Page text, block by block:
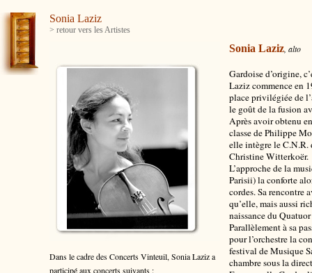
Sonia Laziz
> retour vers les Artistes
Sonia Laziz , alto
Gardoise d’origine,
Laziz commence en
place privilégiée de
le goût de la fusion
Après avoir obtenu
classe de Philippe
elle intègre le C.N.R.
Christine Witterkoër.
L’approche de la
Parisii) la conforte
cordes. Sa rencontre
qu’elle, mais aussi
naissance du
Parallèlement à sa
pour l’orchestre la
festival de Musique
chambre sous la
Dans le cadre des Concerts Vinteuil, Sonia Laziza
participé aux concerts suivants :